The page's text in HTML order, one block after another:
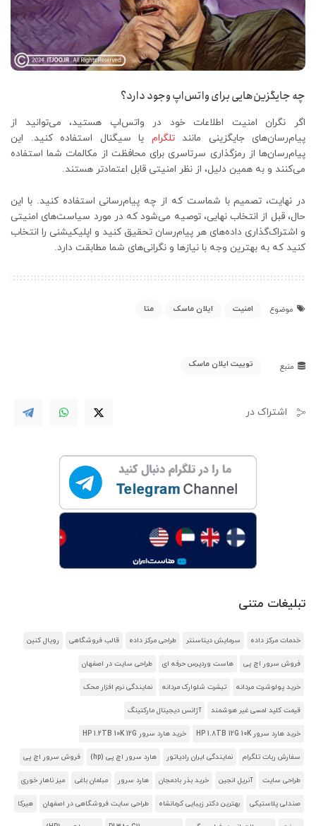
چه جایگزین‌هایی برای واتس‌اپ وجود دارد؟
اگر نگران امنیت اطلاعات خود در واتس‌اپ هستید، می‌توانید از
پیام‌رسان‌های جایگزینی مانندتلگرام یا سیگنال استفاده کنید. این
پیام‌رسان‌ها از رمزگذاری سرتاسری برای محافظت از مکالمات شما استفاده
می‌کنند و به همین دلیل، از نظر امنیتی قابل اعتمادتر هستند.
در نهایت، تصمیم با شماست که از چه پیام‌رسانی استفاده کنید. با این
حال، قبل از انتخاب نهایی، توصیه می‌شود که در مورد سیاست‌های امنیتی
و اشتراک‌گذاری داده‌های هر پیام‌رسان تحقیق کنید و اپلیکیشنی را انتخاب
کنید که به بهترین وجه با نیازها و نگرانی‌های شما مطابقت دارد.
موضوع امنیت ایلان ماسک متا
منبع توییت ایلان ماسک
اشتراک در
تبلیغات متنی
خدمات مرکز داده سرمایش دیتاسنتر طراحی مرکز داده قالب فروشگاهی رویال کنین
فروش سرور اچ پی هاست وردپرس حرفه ای طراحی سایت در اصفهان
خرید پولوشرت مردانه تیشرت شلوارک مردانه نمایندگی نرم افزار محک
قیمت کلید لمسی غیر هوشمند آژانس دیجیتال مارکتینگ
خرید هارد سرور HP 1.8TB 12G 10K خرید هارد سرور HP 1.2TB 10K 12G
سفارش ربات تلگرام نمایندگی ایران رادیاتور هارد سرور اچ پی (hp) فروش سرور اچ پی
طراحی سایت آنریل انجین خرید بذر بادمجان هارد سرور مبلمان باغی میز ناهار خوری
صندلی پلاستیکی بهترین دکتر زیبایی کرمانشاه طراحی سایت فروشگاهی در اصفهان هیرکا